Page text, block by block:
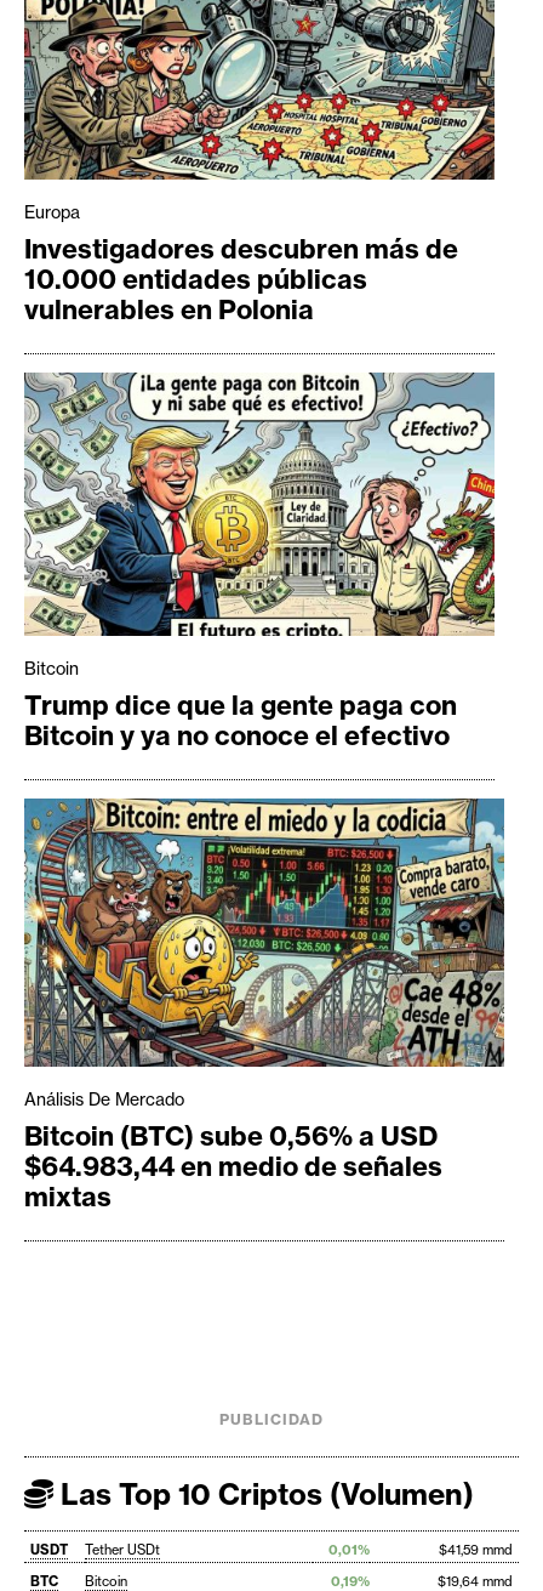
Europa
Investigadores descubren más de
10.000 entidades públicas
vulnerables en Polonia
Bitcoin
Trump dice que la gente paga con
Bitcoin y ya no conoce el efectivo
Análisis De Mercado
Bitcoin (BTC) sube 0,56% a USD
$64.983,44 en medio de señales
mixtas
PUBLICIDAD
Las Top 10 Criptos (Volumen)
USDT Tether USDt 0,01%
$41,59 mmd
BTC
Bitcoin 0,19% $19,64 mmd